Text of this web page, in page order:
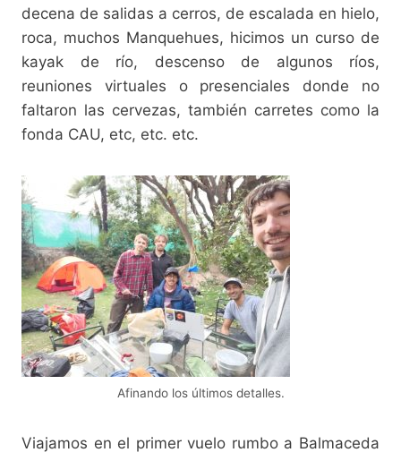
decena de salidas a cerros, de escalada en hielo,
roca, muchos Manquehues, hicimos un curso de
kayak de río, descenso de algunos ríos,
reuniones virtuales o presenciales donde no
faltaron las cervezas, también carretes como la
fonda CAU, etc, etc. etc.
Afinando los últimos detalles.
Viajamos en el primer vuelo rumbo a Balmaceda